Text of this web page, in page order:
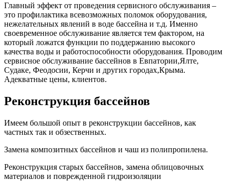
Главный эффект от проведения сервисного обслуживания –
это профилактика всевозможных поломок оборудования,
нежелательных явлений в воде бассейна и т.д. Именно
своевременное обслуживание является тем фактором, на
который ложатся функции по поддержанию высокого
качества воды и работоспособности оборудования. Проводим
сервисное обслуживание бассейнов в Евпатории,Ялте,
Судаке, Феодосии, Керчи и других городах,Крыма.
Адекватные цены, клиентов.
Реконструкция бассейнов
Имеем большой опыт в реконструкции бассейнов, как
частных так и обзественных.
Замена композитных бассейнов и чаш из полипропилена.
Реконструкция старых бассейнов, замена облицовочных
материалов и поврежденной гидроизоляции